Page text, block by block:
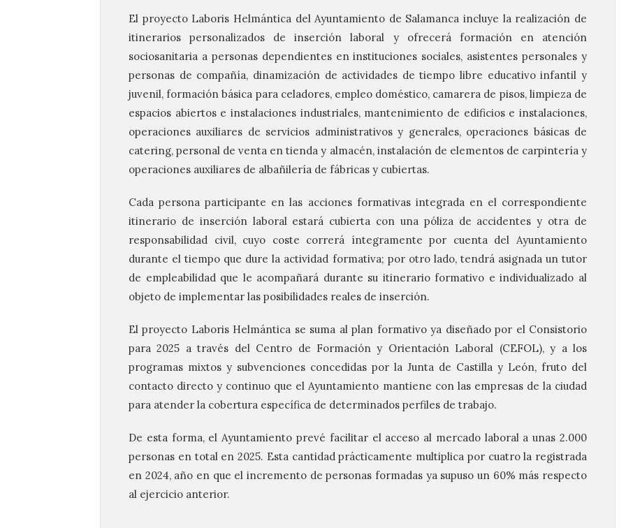
El proyecto Laboris Helmántica del Ayuntamiento de Salamanca incluye la realización de
itinerarios personalizados de inserción laboral y ofrecerá formación en atención
sociosanitaria a personas dependientes en instituciones sociales, asistentes personales y
personas de compañía, dinamización de actividades de tiempo libre educativo infantil y
juvenil, formación básica para celadores, empleo doméstico, camarera de pisos, limpieza de
espacios abiertos e instalaciones industriales, mantenimiento de edificios e instalaciones,
operaciones auxiliares de servicios administrativos y generales, operaciones básicas de
catering, personal de venta en tienda y almacén, instalación de elementos de carpintería y
operaciones auxiliares de albañilería de fábricas y cubiertas.
Cada persona participante en las acciones formativas integrada en el correspondiente
itinerario de inserción laboral estará cubierta con una póliza de accidentes y otra de
responsabilidad civil, cuyo coste correrá íntegramente por cuenta del Ayuntamiento
durante el tiempo que dure la actividad formativa; por otro lado, tendrá asignada un tutor
de empleabilidad que le acompañará durante su itinerario formativo e individualizado al
objeto de implementar las posibilidades reales de inserción.
El proyecto Laboris Helmántica se suma al plan formativo ya diseñado por el Consistorio
para 2025 a través del Centro de Formación y Orientación Laboral (CEFOL), y a los
programas mixtos y subvenciones concedidas por la Junta de Castilla y León, fruto del
contacto directo y continuo que el Ayuntamiento mantiene con las empresas de la ciudad
para atender la cobertura específica de determinados perfiles de trabajo.
De esta forma, el Ayuntamiento prevé facilitar el acceso al mercado laboral a unas 2.000
personas en total en 2025. Esta cantidad prácticamente multiplica por cuatro la registrada
en 2024, año en que el incremento de personas formadas ya supuso un 60% más respecto
al ejercicio anterior.